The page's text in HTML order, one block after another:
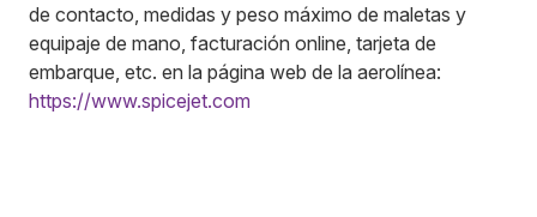
de contacto, medidas y peso máximo de maletas y
equipaje de mano, facturación online, tarjeta de
embarque, etc. en la página web de la aerolínea:
https://www.spicejet.com